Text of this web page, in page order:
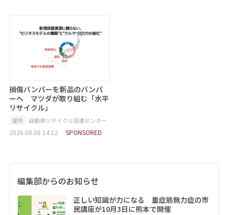
損傷バンパーを新品のバンパ
ーへ マツダが取り組む「水平
リサイクル」
提供 自動車リサイクル促進センター
2026.08.06 14:12 SPONSORED
編集部からのお知らせ
正しい知識が力になる 重症筋無力症の市
民講座が10月3日に熊本で開催